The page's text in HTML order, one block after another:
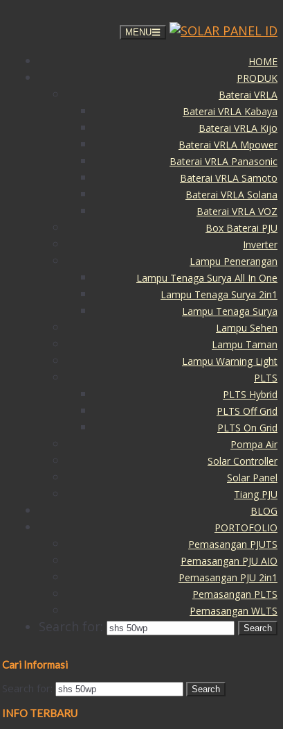
MENU
HOME
PRODUK
Baterai VRLA
Baterai VRLA Kabaya
Baterai VRLA Kijo
Baterai VRLA Mpower
Baterai VRLA Panasonic
Baterai VRLA Samoto
Baterai VRLA Solana
Baterai VRLA VOZ
Box Baterai PJU
Inverter
Lampu Penerangan
Lampu Tenaga Surya All In One
Lampu Tenaga Surya 2in1
Lampu Tenaga Surya
Lampu Sehen
Lampu Taman
Lampu Warning Light
PLTS
PLTS Hybrid
PLTS Off Grid
PLTS On Grid
Pompa Air
Solar Controller
Solar Panel
Tiang PJU
BLOG
PORTOFOLIO
Pemasangan PJUTS
Pemasangan PJU AIO
Pemasangan PJU 2in1
Pemasangan PLTS
Pemasangan WLTS
Search for:
Cari Informasi
Search for:
INFO TERBARU